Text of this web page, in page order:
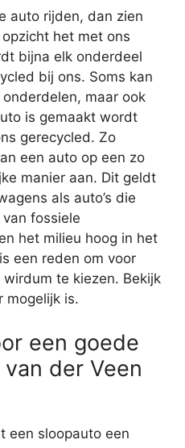
auto rijden, dan zien
het met ons
bijna elk onderdeel
bij ons. Soms kan
maar ook
is gemaakt wordt
gerecycled. Zo
een auto op een zo
manier aan. Dit geldt
als auto’s die
fossiele
het milieu hoog in het
een reden om voor
te kiezen. Bekijk
mogelijk is.
een goede
der Veen
een sloopauto een